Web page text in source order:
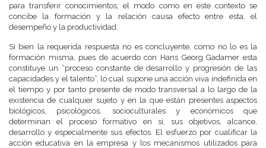
para transferir conocimientos; el modo como en este contexto se
concibe la formación y la relación causa efecto entre esta, el
desempeño y la productividad.
Si bien la requerida respuesta no es concluyente, como no lo es la
formación misma, pues de acuerdo con Hans Georg Gadamer esta
constituye un “proceso constante de desarrollo y progresión de las
capacidades y el talento”, lo cual supone una acción viva indefinida en
el tiempo y por tanto presente de modo transversal a lo largo de la
existencia de cualquier sujeto y en la que están presentes aspectos
biológicos, psicológicos, socioculturales y económicos que
determinan el proceso formativo en sí, sus objetivos, alcance,
desarrollo y especialmente sus efectos. El esfuerzo por cualificar la
acción educativa en la empresa y los mecanismos utilizados para